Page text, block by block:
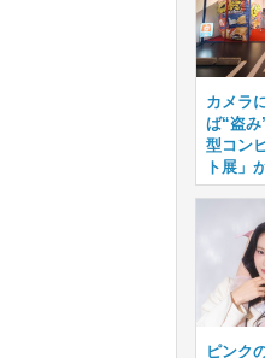
カメラ
ば“盗
型コン
ト展」
ピンク